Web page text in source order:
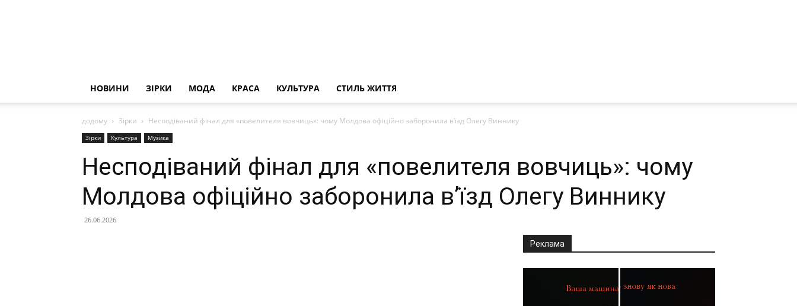
НОВИНИ ЗІРКИ МОДА КРАСА КУЛЬТУРА СТИЛЬ ЖИТТЯ
додому Зірки Несподіваний фінал для «повелителя вовчиць»: чому Молдова офіційно заборонила в’їзд Олегу Виннику
Зірки Культура Музика
Несподіваний фінал для «повелителя вовчиць»: чому
Молдова офіційно заборонила в’їзд Олегу Виннику
26.06.2026
Реклама